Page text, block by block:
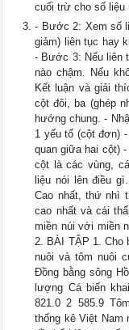
cuối trừ cho số liệu
- Bước 2: Xem số
giảm) liên tục hay
- Bước 3: Nếu liên
nào chậm. Nếu
Kết luận và giải
cột đôi, ba (ghép
hướng chung. -
1 yếu tố (cột đơn)
quan giữa hai cột)
cột là các vùng,
liệu nói lên điều
Cao nhất, thứ nhì
cao nhất và cái
miền núi với miền
2. BÀI TẬP 1. Cho
nuôi và tôm nuôi
Đồng bằng sông
lượng Cá biển
821.0 2 585.9
thống kê Việt Nam